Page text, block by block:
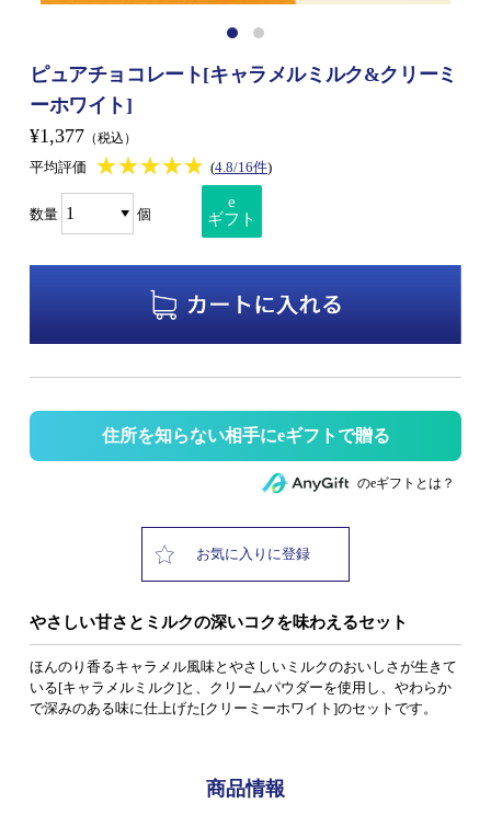
ピュアチョコレート[キャラメルミルク&クリーミ
ーホワイト]
¥1,377 （税込）
平均評価 ★★★★★
★★★★★ (4.8/16件)
数量 個
e
ギフト
住所を知らない相手にeギフトで贈る
のeギフトとは？
お気に入りに登録
やさしい甘さとミルクの深いコクを味わえるセット
ほんのり香るキャラメル風味とやさしいミルクのおいしさが生きて
いる[キャラメルミルク]と、クリームパウダーを使用し、やわらか
で深みのある味に仕上げた[クリーミーホワイト]のセットです。
商品情報